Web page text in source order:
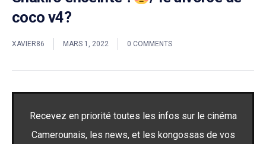
coco v4?
XAVIER86 MARS 1, 2022 0 COMMENTS
Recevez en priorité toutes les infos sur le cinéma
Camerounais, les news, et les kongossas de vos